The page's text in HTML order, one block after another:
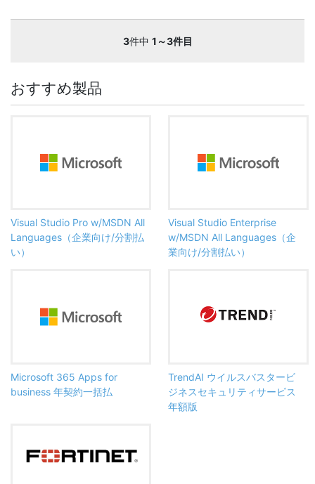
3件中 1～3件目
おすすめ製品
Visual Studio Pro w/MSDN All
Languages（企業向け/分割払
い）
Visual Studio Enterprise
w/MSDN All Languages（企
業向け/分割払い）
Microsoft 365 Apps for
business 年契約一括払
TrendAI ウイルスバスタービ
ジネスセキュリティサービス
年額版